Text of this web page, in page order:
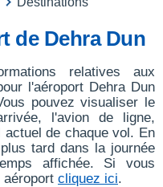
de Dehra Dun
relatives aux
l'aéroport Dehra Dun
pouvez visualiser le
l'avion de ligne,
de chaque vol. En
tard dans la journée
affichée. Si vous
cliquez ici.